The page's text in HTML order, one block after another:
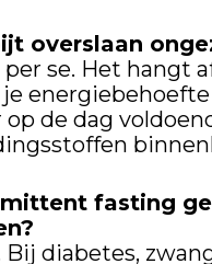
overslaan
se. Het hangt
je
op de dag
fasting
Bij diabetes,